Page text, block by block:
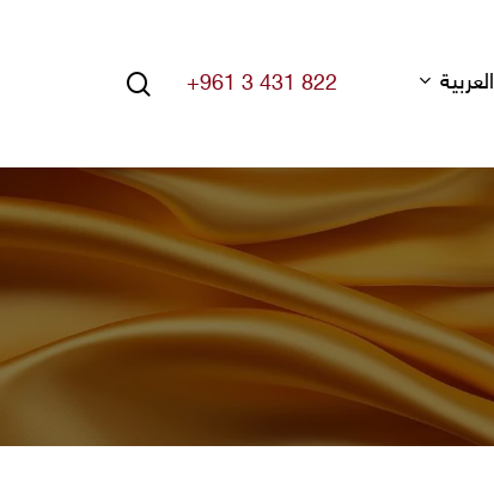
Hit enter to search or ESC to close
العربية +961 3 431 822
search